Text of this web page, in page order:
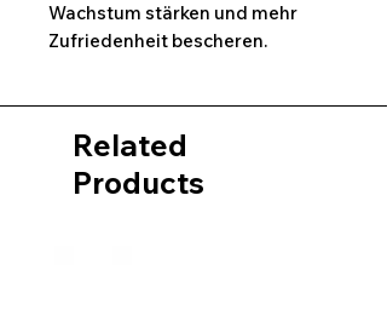
Wachstum stärken und mehr
Zufriedenheit bescheren.
Related
Products